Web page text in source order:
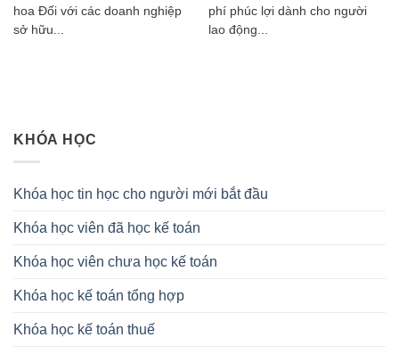
hoa Đối với các doanh nghiệp
sở hữu...
phí phúc lợi dành cho người
lao động...
KHÓA HỌC
Khóa học tin học cho người mới bắt đầu
Khóa học viên đã học kế toán
Khóa học viên chưa học kế toán
Khóa học kế toán tổng hợp
Khóa học kế toán thuế